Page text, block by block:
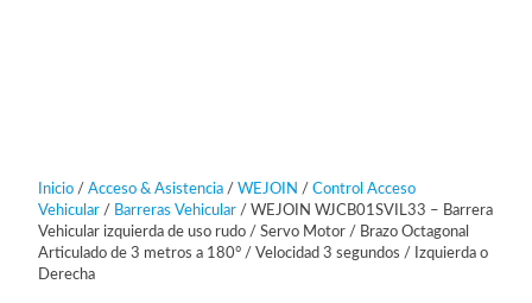
Inicio/ Acceso & Asistencia/ WEJOIN / Control Acceso
Vehicular/ Barreras Vehicular/ WEJOIN WJCB01SVIL33 – Barrera
Vehicular izquierda de uso rudo / Servo Motor / Brazo Octagonal
Articulado de 3 metros a 180° / Velocidad 3 segundos / Izquierda o
Derecha